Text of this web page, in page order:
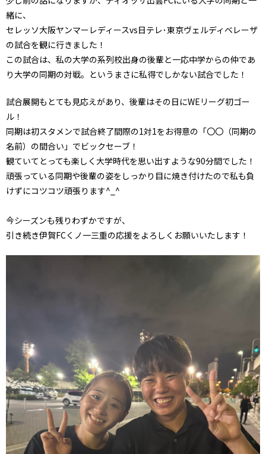
緒に、
セレッソ大阪ヤンマーレディースvs日テレ･東京ヴェルディベレーザ
の試合を観に行きました！
この試合は、私の大学の系列校出身の後輩と一応中学からの仲であ
り大学の同期の対戦。というまさに私得でしかない試合でした！
試合展開もとても見応えがあり、後輩はその日にWEリーグ初ゴー
ル！
同期は初スタメンで試合終了間際の1対1をお得意の「〇〇（同期の
名前）の間合い」でビックセーブ！
観ていてとっても楽しく大学時代を思い出すような90分間でした！
頑張っている同期や後輩の姿をしっかり目に焼き付けたので私も負
けずにコツコツ頑張ります^_^
今シーズンも残りわずかですが、
引き続き伊賀FCくノ一三重の応援をよろしくお願いいたします！